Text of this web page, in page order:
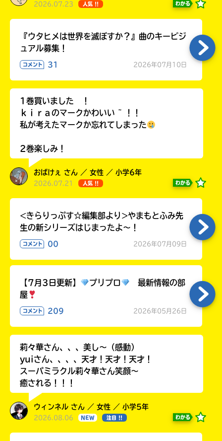
2026.07.23 人気 !! わかる
『ウタヒメは世界を滅ぼすか？』曲のキービジ
ュアル募集！
コメント 31 2026年07月10日
1巻買いました ！
ｋｉｒａのマークかわいい ~ ！！
私が考えたマークか忘れてしまった
2巻楽しみ！
おばけぇ さん ／ 女性 ／ 小学6年
2026.07.21 人気 !! わかる
<きらりっぷす☆編集部より>やまもとふみ先
生の新シリーズはじまったよ～！
コメント 00 2026年07月09日
【7月3日更新】 プリプロ
最新情報の部
屋
コメント 209 2026年05月26日
莉々華さん、、、美し〜（感動）
yuiさん、、、、天才！天才！天才！
スーパミラクル莉々華さん笑顔〜
癒される！！！
ウィンネル さん ／ 女性 ／ 小学5年
2026.08.06 NEW 注目 !! わかる